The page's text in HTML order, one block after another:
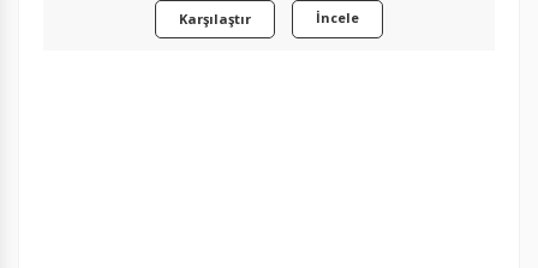
Karşılaştır İncele